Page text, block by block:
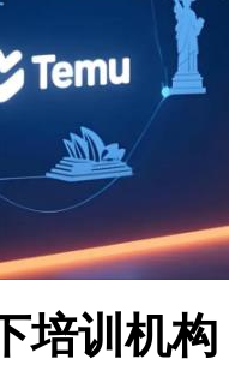
培训机